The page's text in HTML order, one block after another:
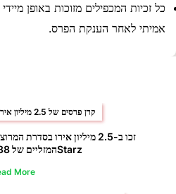
כל זכיות המכפילים מזוכות באופן
אמיתי לאחר הענקת הפרס.
קרן פרסים של 2.5 מיליון אירו
זכו ב-2.5 מיליון אירו בסדרת
המזליים של 888Starz
More